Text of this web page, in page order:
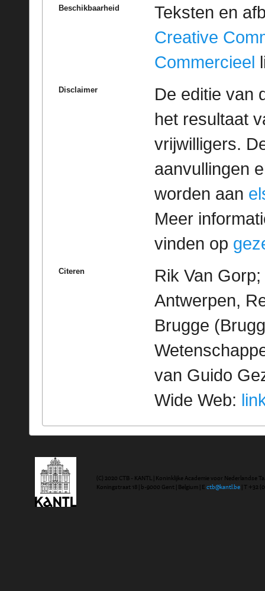
Beschikbaarheid
Teksten en
Creative
Commercieel
Disclaimer
De editie van
het resultaat
vrijwilligers.
aanvullingen
worden aan
Meer
vinden op
Citeren
Rik Van
Antwerpen,
Brugge
van Guido
Wide Web:
(C) 2020 CTB - KANTL | Koninklijke Academie voor Nederlandse
Koningstraat 18 | b-9000 Gent | Belgium | E ctb@kantl.be | T +32